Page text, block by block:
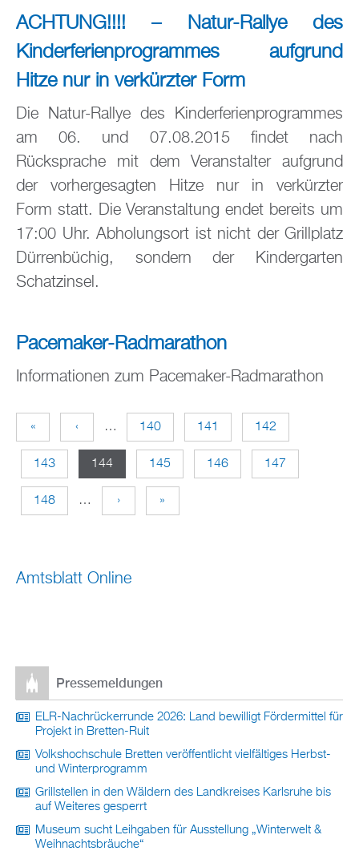
ACHTUNG!!!! – Natur-Rallye des
Kinderferienprogrammes aufgrund
Hitze nur in verkürzter Form
Die Natur-Rallye des Kinderferienprogrammes
am 06. und 07.08.2015 findet nach
Rücksprache mit dem Veranstalter aufgrund
der vorhergesagten Hitze nur in verkürzter
Form statt. Die Veranstaltung endet bereits um
17:00 Uhr. Abholungsort ist nicht der Grillplatz
Dürrenbüchig, sondern der Kindergarten
Schatzinsel.
Pacemaker-Radmarathon
Informationen zum Pacemaker-Radmarathon
S
e
« ‹ … 140 141 142
143 144 145 146 147
148 … › »
Amtsblatt Online
Pressemeldungen
ELR-Nachrückerrunde 2026: Land bewilligt Fördermittel für
Projekt in Bretten-Ruit
Volkshochschule Bretten veröffentlicht vielfältiges Herbst-
und Winterprogramm
Grillstellen in den Wäldern des Landkreises Karlsruhe bis
auf Weiteres gesperrt
Museum sucht Leihgaben für Ausstellung „Winterwelt &
Weihnachtsbräuche“